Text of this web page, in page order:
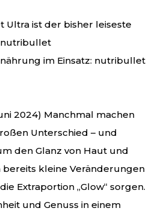
Ultra ist der bisher leiseste
nutribullet
im Einsatz: nutribullet
2024) Manchmal machen
Unterschied – und
den Glanz von Haut und
bereits kleine Veränderungen
Extraportion „Glow“ sorgen.
und Genuss in einem